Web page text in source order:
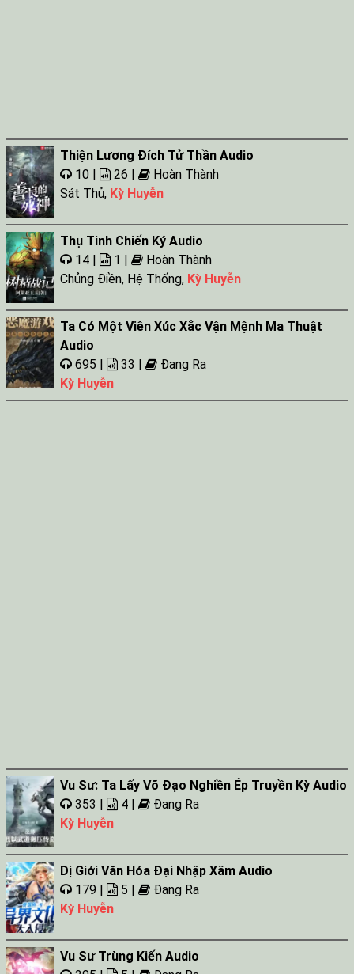
Thiện Lương Đích Tử Thần Audio
10 |
26 |
Hoàn Thành
Sát Thủ, Kỳ Huyễn
Thụ Tinh Chiến Ký Audio
14 |
1 |
Hoàn Thành
Chủng Điền, Hệ Thống, Kỳ Huyễn
Ta Có Một Viên Xúc Xắc Vận Mệnh Ma Thuật
Audio
695 |
33 |
Đang Ra
Kỳ Huyễn
Vu Sư: Ta Lấy Võ Đạo Nghiền Ép Truyền Kỳ Audio
353 |
4 |
Đang Ra
Kỳ Huyễn
Dị Giới Văn Hóa Đại Nhập Xâm Audio
179 |
5 |
Đang Ra
Kỳ Huyễn
Vu Sư Trùng Kiến Audio